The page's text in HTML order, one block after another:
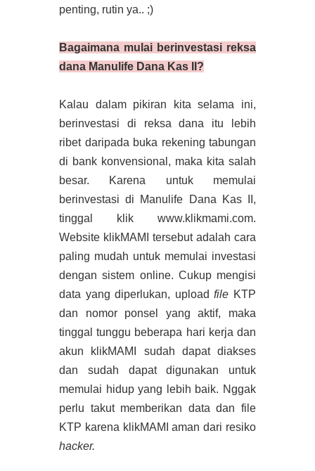
penting, rutin ya.. ;)
Bagaimana mulai berinvestasi reksa
dana Manulife Dana Kas II?
Kalau dalam pikiran kita selama ini,
berinvestasi di reksa dana itu lebih
ribet daripada buka rekening tabungan
di bank konvensional, maka kita salah
besar. Karena untuk memulai
berinvestasi di Manulife Dana Kas II,
tinggal klik www.klikmami.com.
Website klikMAMI tersebut adalah cara
paling mudah untuk memulai investasi
dengan sistem online. Cukup mengisi
data yang diperlukan, uploadfile KTP
dan nomor ponsel yang aktif, maka
tinggal tunggu beberapa hari kerja dan
akun klikMAMI sudah dapat diakses
dan sudah dapat digunakan untuk
memulai hidup yang lebih baik. Nggak
perlu takut memberikan data dan file
KTP karena klikMAMI aman dari resiko
hacker.